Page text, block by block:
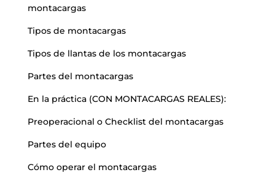
montacargas
Tipos de montacargas
Tipos de llantas de los montacargas
Partes del montacargas
En la práctica (CON MONTACARGAS REALES):
Preoperacional o Checklist del montacargas
Partes del equipo
Cómo operar el montacargas